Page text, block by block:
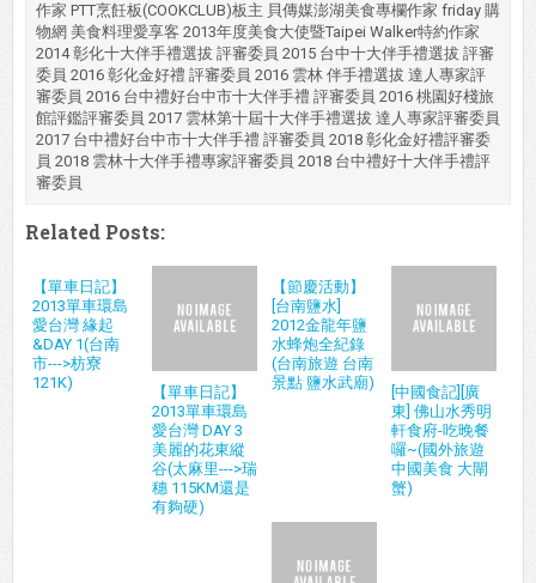
作家 PTT烹飪板(COOKCLUB)板主 貝傳媒澎湖美食專欄作家 friday 購
物網 美食料理愛享客 2013年度美食大使暨Taipei Walker特約作家
2014 彰化十大伴手禮選拔 評審委員 2015 台中十大伴手禮選拔 評審
委員 2016 彰化金好禮 評審委員 2016 雲林 伴手禮選拔 達人專家評
審委員 2016 台中禮好台中市十大伴手禮 評審委員 2016 桃園好棧旅
館評鑑評審委員 2017 雲林第十屆十大伴手禮選拔 達人專家評審委員
2017 台中禮好台中市十大伴手禮 評審委員 2018 彰化金好禮評審委
員 2018 雲林十大伴手禮專家評審委員 2018 台中禮好十大伴手禮評
審委員
Related Posts:
【單車日記】
2013單車環島
愛台灣 緣起
&DAY 1(台南
市--->枋寮
121K)
【單車日記】
2013單車環島
愛台灣 DAY 3
美麗的花東縱
谷(太麻里--->瑞
穗 115KM還是
有夠硬)
【節慶活動】
[台南鹽水]
2012金龍年鹽
水蜂炮全紀錄
(台南旅遊 台南
景點 鹽水武廟)
[中國食記][廣
東] 佛山水秀明
軒食府-吃晚餐
囉~(國外旅遊
中國美食 大閘
蟹)